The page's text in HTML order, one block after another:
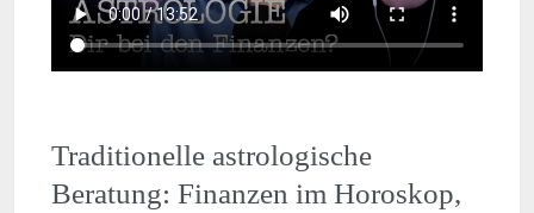
Traditionelle astrologische
Beratung: Finanzen im Horoskop,